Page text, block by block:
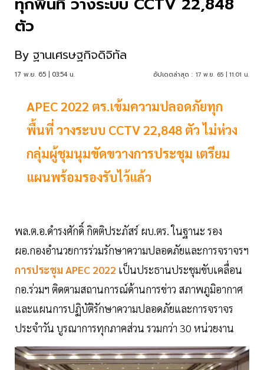
ตัว
By ฐานเศรษฐกิจดิจิทัล
17 พ.ย. 65 | 03:54 น. อัปเดตล่าสุด : 17 พ.ย. 65 | 11:01 น.
APEC 2022 ตร.เข้มความปลอดภัยทุก
พื้นที่ วางระบบ CCTV 22,848 ตัว ไม่ห่วง
กลุ่มผู้ชุมนุมขัดขวางการประชุม เตรียม
แผนพร้อมรองรับไว้แล้ว
พล.ต.อ.ดำรงศักดิ์ กิตติประภัสร์ ผบ.ตร. ในฐานะ รอง
ผอ.กองอำนวยการร่วมรักษาความปลอดภัยและการจราจรฯ
การประชุม APEC 2022 เป็นประธานประชุมขับเคลื่อน
กอ.ร่วมฯ ติดตามสถานการณ์ด้านการข่าว สภาพภูมิอากาศ
และแผนการปฏิบัติรักษาความปลอดภัยและการจราจร
ประจำวัน บูรณาการทุกภาคส่วน รวมกว่า 30 หน่วยงาน